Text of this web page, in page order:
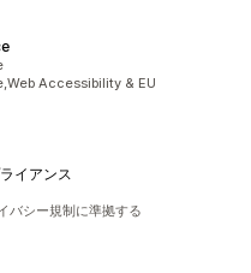
Accessibility & EU
イアンス
バシー規制に準拠する